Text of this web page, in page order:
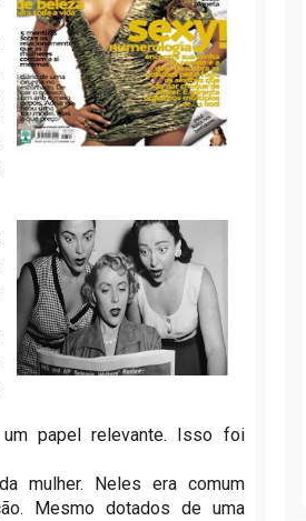
papel relevante. Isso foi
mulher. Neles era comum
Mesmo dotados de uma